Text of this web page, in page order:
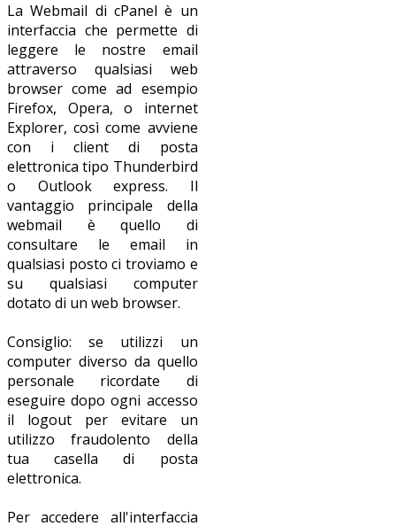
La Webmail di cPanel è un
interfaccia che permette di
leggere le nostre email
attraverso qualsiasi web
browser come ad esempio
Firefox, Opera, o internet
Explorer, così come avviene
con i client di posta
elettronica tipo Thunderbird
o Outlook express. Il
vantaggio principale della
webmail è quello di
consultare le email in
qualsiasi posto ci troviamo e
su qualsiasi computer
dotato di un web browser.
Consiglio: se utilizzi un
computer diverso da quello
personale ricordate di
eseguire dopo ogni accesso
il logout per evitare un
utilizzo fraudolento della
tua casella di posta
elettronica.
Per accedere all'interfaccia